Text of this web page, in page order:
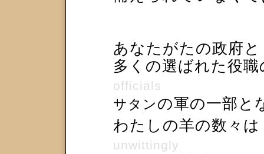
あなたがたの政府と
多くの選ばれた役
officials
サタンの軍の一部と
わたしの羊の数々
unwittingly